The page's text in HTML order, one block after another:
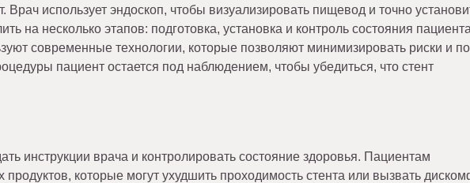
использует эндоскоп, чтобы визуализировать пищевод и точно
на несколько этапов: подготовка, установка и контроль состояния
современные технологии, которые позволяют минимизировать риски и
пациент остается под наблюдением, чтобы убедиться, что стент
инструкции врача и контролировать состояние здоровья. Пациентам
продуктов, которые могут ухудшить проходимость стента или вызвать